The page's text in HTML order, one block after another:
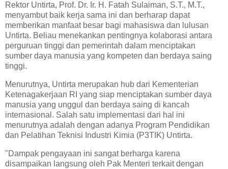
Rektor Untirta, Prof. Dr. Ir. H. Fatah Sulaiman, S.T., M.T.,
menyambut baik kerja sama ini dan berharap dapat
memberikan manfaat besar bagi mahasiswa dan lulusan
Untirta. Beliau menekankan pentingnya kolaborasi antara
perguruan tinggi dan pemerintah dalam menciptakan
sumber daya manusia yang kompeten dan berdaya saing
tinggi.
Menurutnya, Untirta merupakan hub dari Kementerian
Ketenagakerjaan RI yang siap menciptakan sumber daya
manusia yang unggul dan berdaya saing di kancah
internasional. Salah satu implementasi dari hal ini
menurutnya adalah dengan adanya Program Pendidikan
dan Pelatihan Teknisi Industri Kimia (P3TIK) Untirta.
"Dampak pengayaan ini sangat berharga karena
disampaikan langsung oleh Pak Menteri terkait dengan